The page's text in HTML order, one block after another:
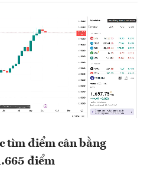
tìm điểm cân bằng
điểm